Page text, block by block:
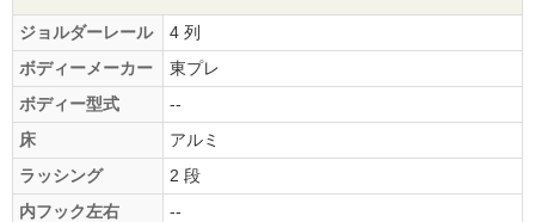
ジョルダーレール
4 列
ボディーメーカー
東プレ
ボディー型式
--
床
アルミ
ラッシング
2 段
内フック左右
--